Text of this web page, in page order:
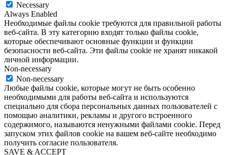
Necessary
Always Enabled
Необходимые файлы cookie требуются для правильной работы
веб-сайта. В эту категорию входят только файлы cookie,
которые обеспечивают основные функции и функции
безопасности веб-сайта. Эти файлы cookie не хранят никакой
личной информации.
Non-necessary
Non-necessary
Любые файлы cookie, которые могут не быть особенно
необходимыми для работы веб-сайта и используются
специально для сбора персональных данных пользователей с
помощью аналитики, рекламы и другого встроенного
содержимого, называются ненужными файлами cookie. Перед
запуском этих файлов cookie на вашем веб-сайте необходимо
получить согласие пользователя.
SAVE & ACCEPT